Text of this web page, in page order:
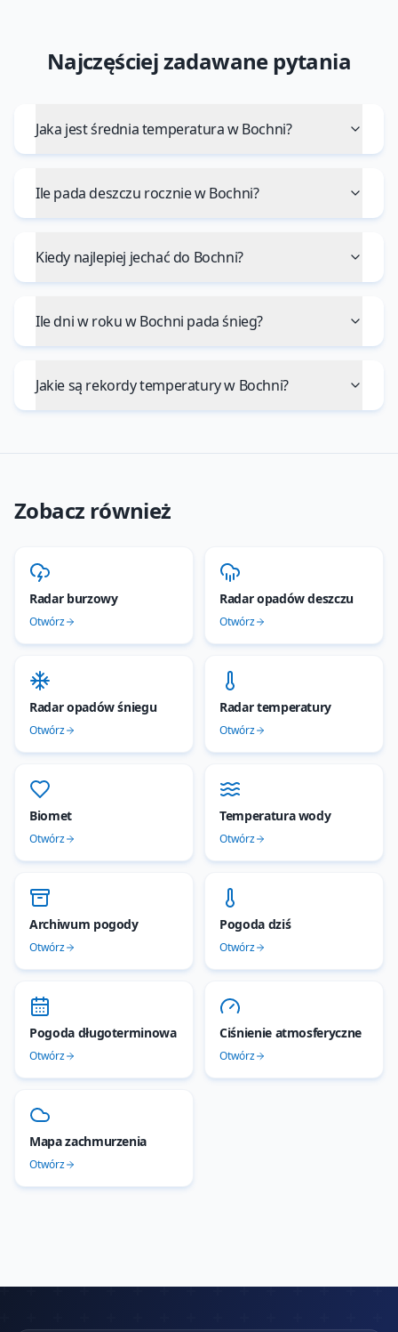
Najczęściej zadawane pytania
Jaka jest średnia temperatura w Bochni?
Ile pada deszczu rocznie w Bochni?
Kiedy najlepiej jechać do Bochni?
Ile dni w roku w Bochni pada śnieg?
Jakie są rekordy temperatury w Bochni?
Zobacz również
Radar burzowy
Otwórz
Radar opadów deszczu
Otwórz
Radar opadów śniegu
Otwórz
Radar temperatury
Otwórz
Biomet
Otwórz
Temperatura wody
Otwórz
Archiwum pogody
Otwórz
Pogoda dziś
Otwórz
Pogoda długoterminowa
Otwórz
Ciśnienie atmosferyczne
Otwórz
Mapa zachmurzenia
Otwórz